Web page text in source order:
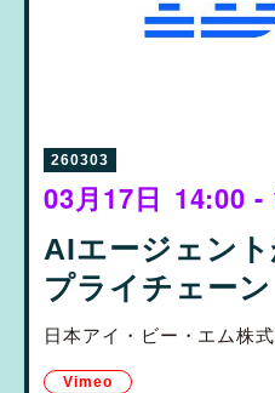
260303
03月17日 14:00 -
AIエージェン
プライチェーン
日本アイ・ビー・エム株
Vimeo